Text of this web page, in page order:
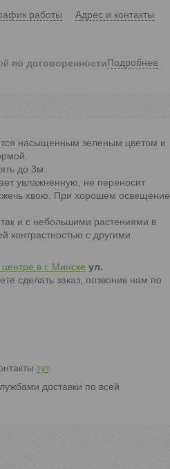
работы Адрес и контакты
по договоренностиПодробнее
насыщенным зеленым цветом и
до 3м.
увлажненную, не переносит
хвою. При хорошем освещение
и с небольшими растениями в
контрастностью с другими
в г. Минске ул.
сделать заказ, позвонив нам по
тут.
доставки по всей